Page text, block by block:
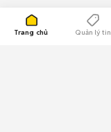
Trang chủ Quản lý tin